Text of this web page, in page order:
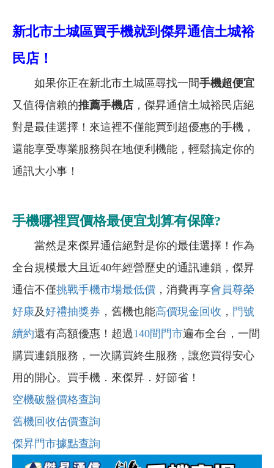
新北市土城區買手機就到傑昇通信土城裕
民店！
如果你正在新北市土城區尋找一間手機超便宜
又值得信賴的推薦手機店 ，傑昇通信土城裕民店絕
對是最佳選擇！來這裡不僅能買到超優惠的手機，
還能享受專業服務與在地便利機能，輕鬆搞定你的
通訊大小事！
手機哪裡買價格最便宜划算有保障?
當然是來傑昇通信絕對是你的最佳選擇！作為
全台規模最大且近40年經營歷史的通訊連鎖，傑昇
通信不僅挑戰手機市場最低價 ，消費再享會員尊榮
好康及好禮抽獎券 ，舊機也能高價現金回收 ， 門號
續約還有高額優惠！超過140間門市遍布全台，一間
購買連鎖服務，一次購買終生服務，讓您買得安心
用的開心。買手機．來傑昇．好節省！
空機破盤價格查詢
舊機回收估價查詢
傑昇門市據點查詢